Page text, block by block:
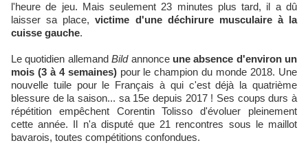
l'heure de jeu. Mais seulement 23 minutes plus tard, il a dû
laisser sa place,victime d'une déchirure musculaire à la
cuisse gauche.
Le quotidien allemandBildannonce une absence d'environ un
mois (3 à 4 semaines)pour le champion du monde 2018. Une
nouvelle tuile pour le Français à qui c'est déjà la quatrième
blessure de la saison... sa 15e depuis 2017 ! Ses coups durs à
répétition empêchent Corentin Tolisso d'évoluer pleinement
cette année. Il n'a disputé que 21 rencontres sous le maillot
bavarois, toutes compétitions confondues.